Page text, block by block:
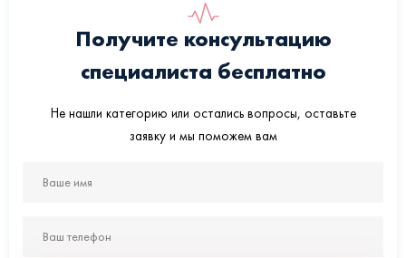
Получите консультацию
специалиста бесплатно
Не нашли категорию или остались вопросы, оставьте
заявку и мы поможем вам